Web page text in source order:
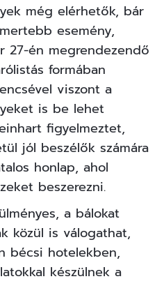
még elérhetők, bár
esemény,
27-én megrendezendő
formában
viszont a
is be lehet
figyelmeztet,
jól beszélők számára
honlap, ahol
beszerezni.
a bálokat
közül is válogathat,
bécsi hotelekben,
készülnek a